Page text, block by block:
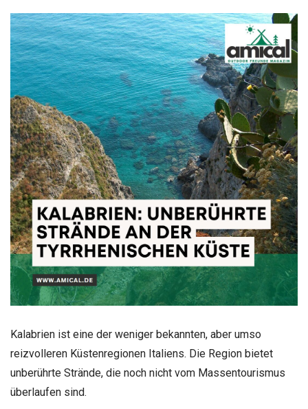
Kalabrien ist eine der weniger bekannten, aber umso
reizvolleren Küstenregionen Italiens. Die Region bietet
unberührte Strände, die noch nicht vom Massentourismus
überlaufen sind.